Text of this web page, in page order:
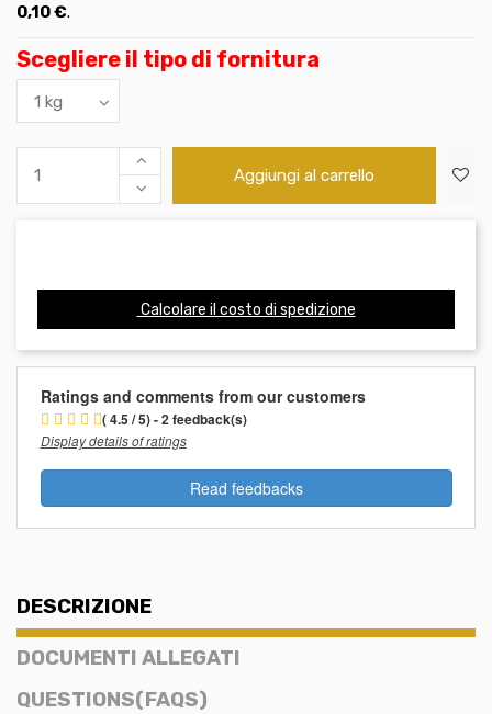
0,10 €.
Scegliere il tipo di fornitura
Aggiungi al carrello
Calcolare il costo di spedizione
Ratings and comments from our customers
( 4.5 / 5) - 2 feedback(s)
Display details of ratings
Read feedbacks
DESCRIZIONE
DOCUMENTI ALLEGATI
QUESTIONS(FAQS)